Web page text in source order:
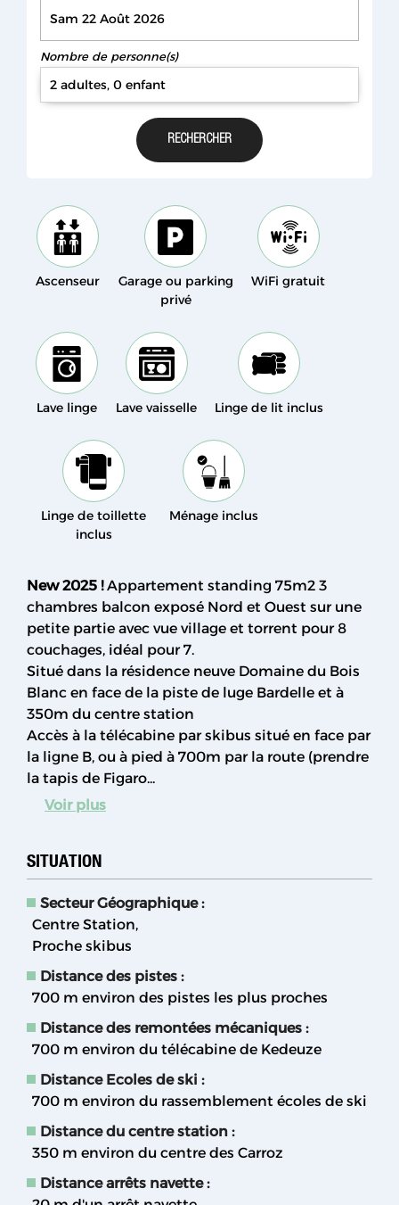
Nombre de personne(s)
2 adultes, 0 enfant
Ascenseur
Garage ou parking
privé
WiFi gratuit
Lave linge Lave vaisselle Linge de lit inclus
Linge de toillette
inclus
Ménage inclus
New 2025 !Appartement standing 75m2 3
chambres balcon exposé Nord et Ouest sur une
petite partie avec vue village et torrent pour 8
couchages, idéal pour 7.
Situé dans la résidence neuve Domaine du Bois
Blanc en face de la piste de luge Bardelle et à
350m du centre station
Accès à la télécabine par skibus situé en face par
la ligne B, ou à pied à 700m par la route (prendre
la tapis de Figaro...
Voir plus
SITUATION
Secteur Géographique :
Centre Station
Proche skibus
Distance des pistes :
700 m environ des pistes les plus proches
Distance des remontées mécaniques :
700 m environ du télécabine de Kedeuze
Distance Ecoles de ski :
700 m environ du rassemblement écoles de ski
Distance du centre station :
350 m environ du centre des Carroz
Distance arrêts navette :